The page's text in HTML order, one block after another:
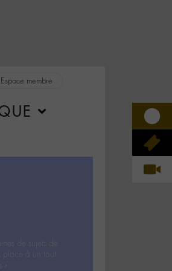
Espace membre
de sujets de
place à un tout